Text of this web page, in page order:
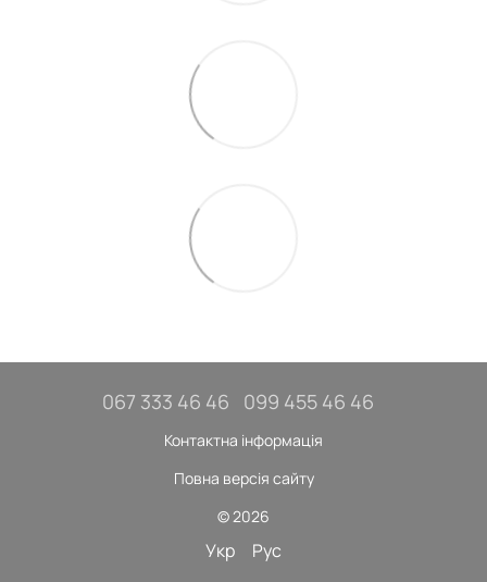
067 333 46 46 099 455 46 46
Контактна інформація
Повна версія сайту
© 2026
Укр Рус